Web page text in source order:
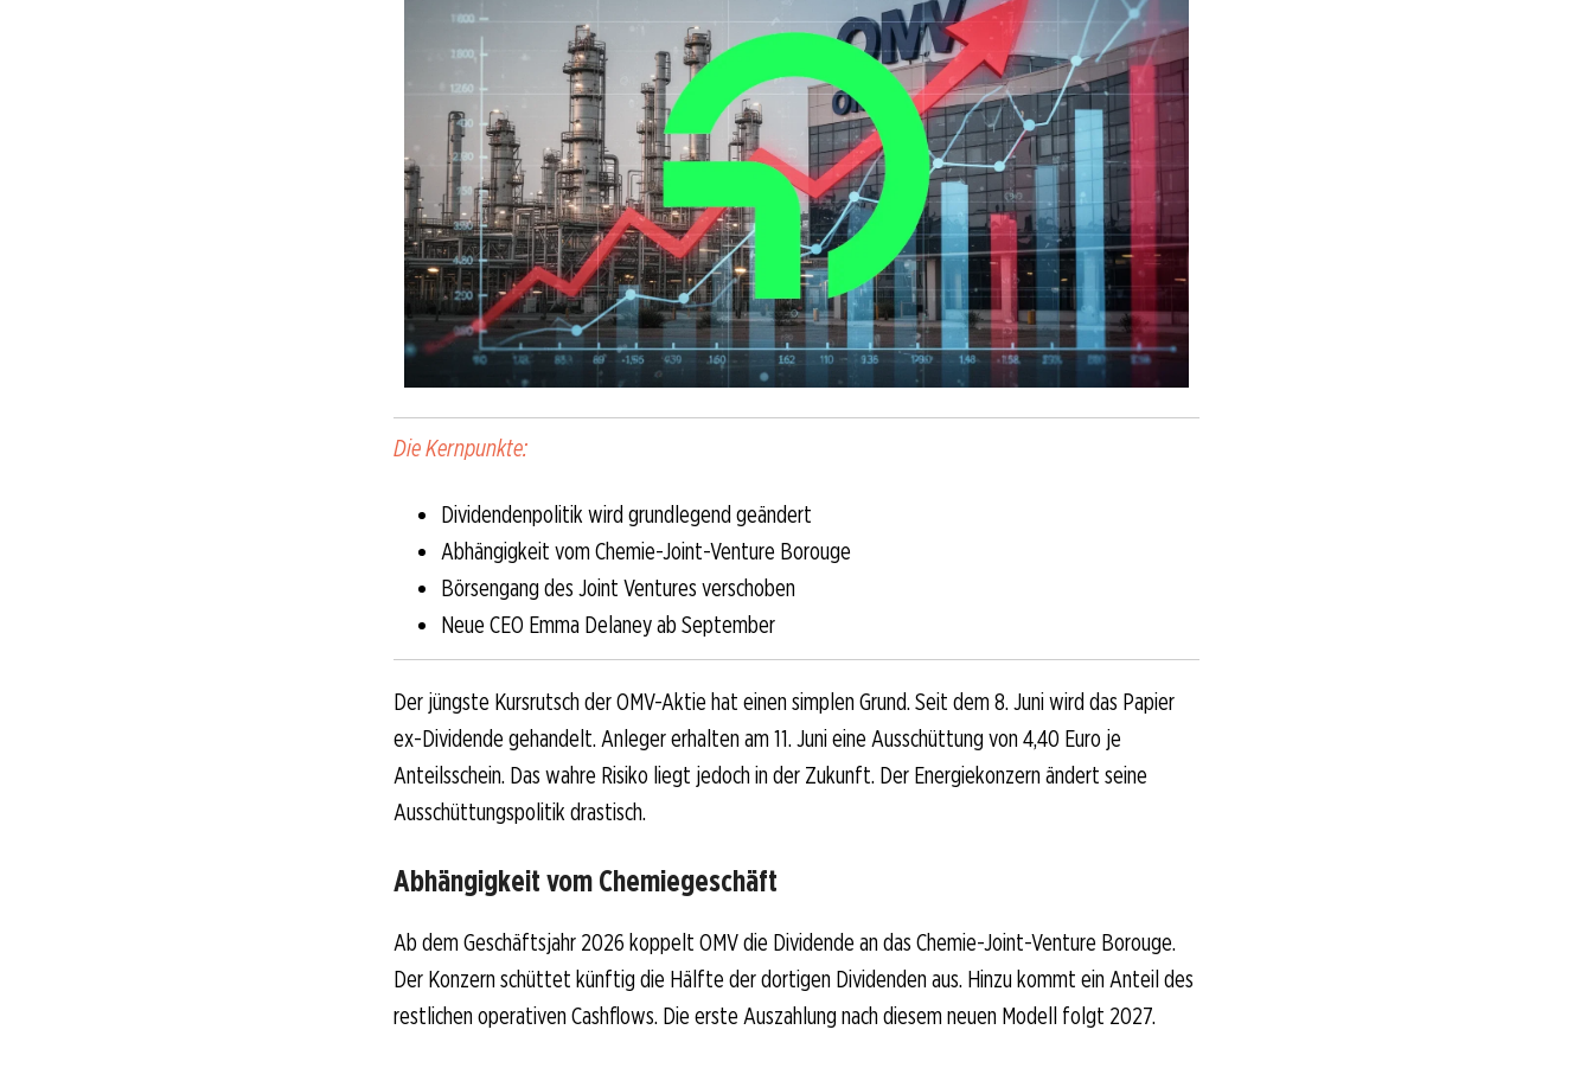
Die Kernpunkte:
Dividendenpolitik wird grundlegend geändert
Abhängigkeit vom Chemie-Joint-Venture Borouge
Börsengang des Joint Ventures verschoben
Neue CEO Emma Delaney ab September
Der jüngste Kursrutsch der OMV-Aktie hat einen simplen Grund. Seit dem 8. Juni wird das Papier
ex-Dividende gehandelt. Anleger erhalten am 11. Juni eine Ausschüttung von 4,40 Euro je
Anteilsschein. Das wahre Risiko liegt jedoch in der Zukunft. Der Energiekonzern ändert seine
Ausschüttungspolitik drastisch.
Abhängigkeit vom Chemiegeschäft
Ab dem Geschäftsjahr 2026 koppelt OMV die Dividende an das Chemie-Joint-Venture Borouge.
Der Konzern schüttet künftig die Hälfte der dortigen Dividenden aus. Hinzu kommt ein Anteil des
restlichen operativen Cashflows. Die erste Auszahlung nach diesem neuen Modell folgt 2027.